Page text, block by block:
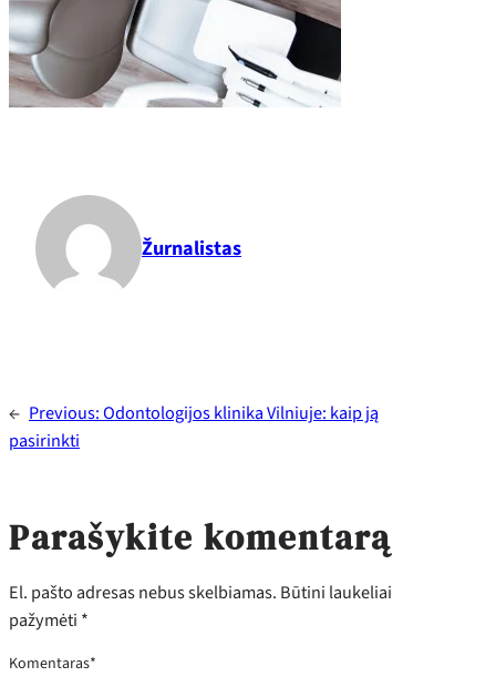
Žurnalistas
← Previous:Odontologijos klinika Vilniuje: kaip ją
pasirinkti
Parašykite komentarą
El. pašto adresas nebus skelbiamas. Būtini laukeliai
pažymėti *
Komentaras*